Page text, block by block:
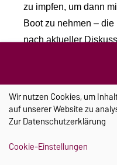
zu impfen, um dann
Boot zu nehmen –
nach aktueller
Verantwortlichen
Es
zusammen, dass zu
Wir nutzen Cookies, um
auf unserer Website zu
ZurDatenschutzerklärung
Cookie-Einstellungen